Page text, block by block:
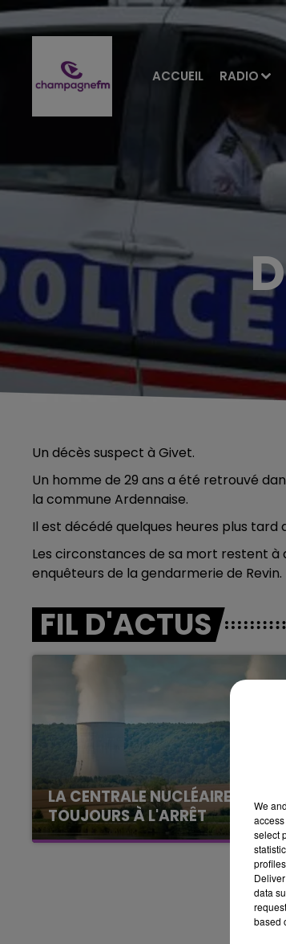
ACCUEIL RADIO
7h00 - 11h00
BEST OF
Un décès suspect à Givet.
Un homme de 29 ans a été retrouvé
la commune Ardennaise.
Il est décédé quelques heures plus
Les circonstances de sa mort restent
enquêteurs de la gendarmerie de Revin.
FIL D'ACTUS
LA CENTRALE NUCLÉAIRE DE
TOUJOURS À L'ARRÊT
Cela fait déjà une semaine que la
nucléaire ardennaise est à l'arrêt.
justifiée par la sécheresse intense qui
We and
select
data
based